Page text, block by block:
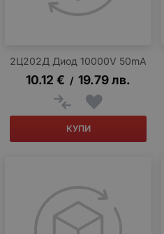
2Ц202Д Диод 10000V 50mA
10.12 € / 19.79лв.
КУПИ